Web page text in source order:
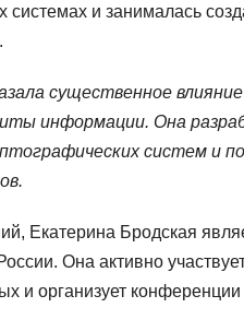
системах и занималась
существенное
информации. Она
систем и
Екатерина Бродская
Она активно
и организует